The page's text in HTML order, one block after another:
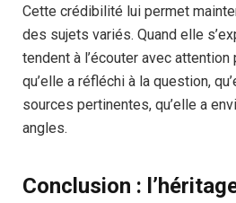
Cette crédibilité lui permet
des sujets variés. Quand elle
tendent à l’écouter avec attention
qu’elle a réfléchi à la question,
sources pertinentes, qu’elle a
angles.
Conclusion :